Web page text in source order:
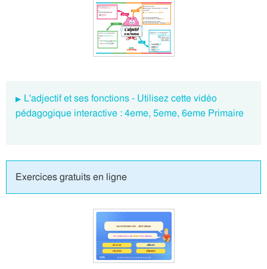
L'adjectif et ses fonctions - Utilisez cette vidéo
pédagogique interactive : 4eme, 5eme, 6eme Primaire
Exercices gratuits en ligne